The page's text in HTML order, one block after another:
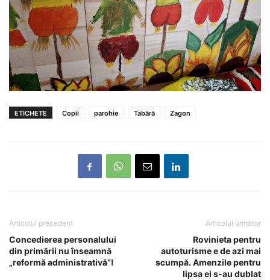
ETICHETE Copii parohie Tabără Zagon
Articolul precedent
Concedierea personalului
din primării nu înseamnă
„reformă administrativă”!
Articolul următor
Rovinieta pentru
autoturisme e de azi mai
scumpă. Amenzile pentru
lipsa ei s-au dublat